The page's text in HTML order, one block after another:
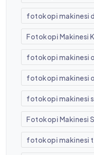
fotokopi makinesi
Fotokopi Makinesi
fotokopi makinesi
fotokopi makinesi
fotokopi makinesi
Fotokopi Makinesi
fotokopi makinesi